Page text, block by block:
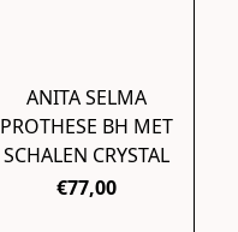
ANITA SELMA
PROTHESE BH MET
SCHALEN CRYSTAL
€77,00